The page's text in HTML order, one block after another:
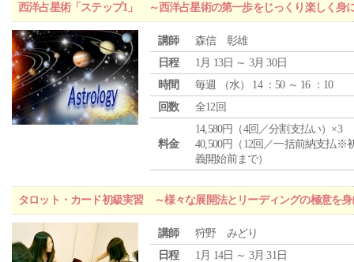
西洋占星術「ステップ1」 ～西洋占星術の第一歩をじっくり楽しく身
講師
森信 彰雄
日程
1月 13日 ～ 3月 30日
時間
毎週 （水） 14 ：50 ～ 16 ：10
回数
全12回
料金
14,580円（4回／分割支払い）×3
40,500円（12回／一括前納支払※
義開始前まで）
タロット・カード初級実習 ～様々な展開法とリーディングの極意を身
講師
狩野 みどり
日程
1月 14日 ～ 3月 31日